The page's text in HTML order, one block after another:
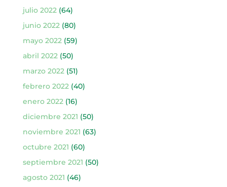
julio 2022 (64)
junio 2022 (80)
mayo 2022 (59)
abril 2022 (50)
marzo 2022 (51)
febrero 2022 (40)
enero 2022 (16)
diciembre 2021 (50)
noviembre 2021 (63)
octubre 2021 (60)
septiembre 2021 (50)
agosto 2021 (46)